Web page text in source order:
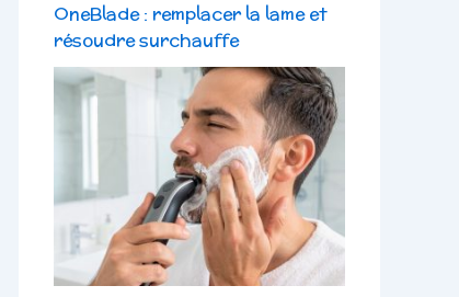
OneBlade : remplacer la lame et
résoudre surchauffe